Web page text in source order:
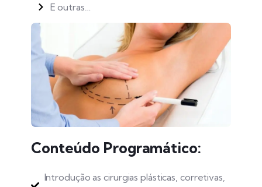
E outras…
Conteúdo Programático:
Introdução as cirurgias plásticas, corretivas,